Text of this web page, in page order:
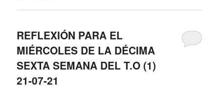
REFLEXIÓN PARA EL
MIÉRCOLES DE LA DÉCIMA
SEXTA SEMANA DEL T.O (1)
21-07-21